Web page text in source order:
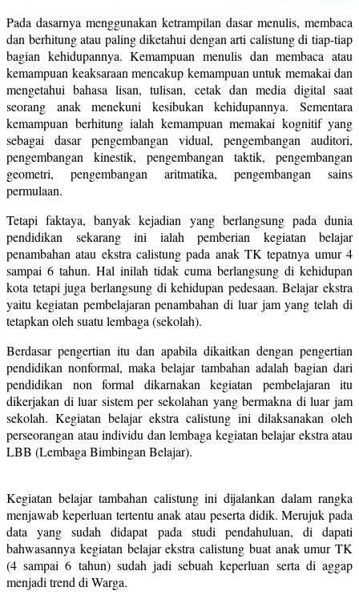
Pada dasarnya menggunakan ketrampilan dasar menulis, membaca
dan berhitung atau paling diketahui dengan arti calistung di tiap-tiap
bagian kehidupannya. Kemampuan menulis dan membaca atau
kemampuan keaksaraan mencakup kemampuan untuk memakai dan
mengetahui bahasa lisan, tulisan, cetak dan media digital saat
seorang anak menekuni kesibukan kehidupannya. Sementara
kemampuan berhitung ialah kemampuan memakai kognitif yang
sebagai dasar pengembangan vidual, pengembangan auditori,
pengembangan kinestik, pengembangan taktik, pengembangan
geometri, pengembangan aritmatika, pengembangan sains
permulaan.
Tetapi faktaya, banyak kejadian yang berlangsung pada dunia
pendidikan sekarang ini ialah pemberian kegiatan belajar
penambahan atau ekstra calistung pada anak TK tepatnya umur 4
sampai 6 tahun. Hal inilah tidak cuma berlangsung di kehidupan
kota tetapi juga berlangsung di kehidupan pedesaan. Belajar ekstra
yaitu kegiatan pembelajaran penambahan di luar jam yang telah di
tetapkan oleh suatu lembaga (sekolah).
Berdasar pengertian itu dan apabila dikaitkan dengan pengertian
pendidikan nonformal, maka belajar tambahan adalah bagian dari
pendidikan non formal dikarnakan kegiatan pembelajaran itu
dikerjakan di luar sistem per sekolahan yang bermakna di luar jam
sekolah. Kegiatan belajar ekstra calistung ini dilaksanakan oleh
perseorangan atau individu dan lembaga kegiatan belajar ekstra atau
LBB (Lembaga Bimbingan Belajar).
Kegiatan belajar tambahan calistung ini dijalankan dalam rangka
menjawab keperluan tertentu anak atau peserta didik. Merujuk pada
data yang sudah didapat pada studi pendahuluan, di dapati
bahwasannya kegiatan belajar ekstra calistung buat anak umur TK
(4 sampai 6 tahun) sudah jadi sebuah keperluan serta di aggap
menjadi trend di Warga.